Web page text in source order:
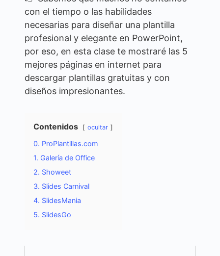
con el tiempo o las habilidades
necesarias para diseñar una plantilla
profesional y elegante en PowerPoint,
por eso, en esta clase te mostraré las 5
mejores páginas en internet para
descargar plantillas gratuitas y con
diseños impresionantes.
Contenidos ocultar
0. ProPlantillas.com
1. Galería de Office
2. Showeet
3. Slides Carnival
4. SlidesMania
5. SlidesGo